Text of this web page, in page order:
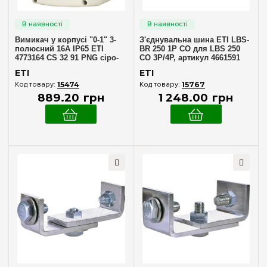
Hager(45)
Schneider Electric
Тип - схема роботи
0-1-2-3(5)
0-1-Start(5)
(46)
l-ll(2)
L3/L-L2/L3-L1/L2-0-L1/N-L2/N-L3/N(2)
O-Y-Δ
Вимикач у корпусі "0-1" 3-
полюсний 16А IP65 ETI
4773164 CS 32 91 PNG сіро-
ETI
15474
889.20 грн
З'єднувальна шина ETI LBS-
BR 250 1P CO для LBS 250
CO 3P/4P, артикул 4661591
ETI
15767
1 248.00 грн